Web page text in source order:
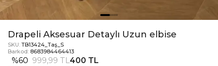
Drapeli Aksesuar Detaylı Uzun elbise
SKU: TB13424_Taş_S
Barkod: 8683984464413
%60 999,99 TL400 TL